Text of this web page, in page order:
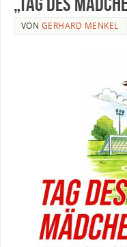
VON GERHARD MENKEL